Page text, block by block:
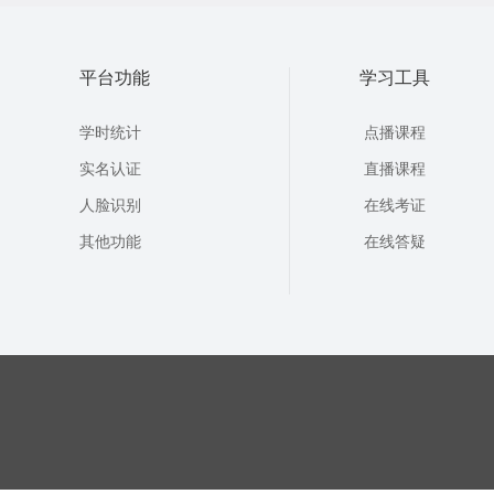
平台功能
学时统计
实名认证
人脸识别
其他功能
学习工具
点播课程
直播课程
在线考证
在线答疑